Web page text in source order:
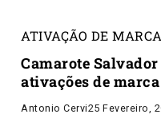
ATIVAÇÃO DE MARCA
Camarote
ativações de marca
Antonio Cervi25 Fevereiro,